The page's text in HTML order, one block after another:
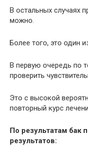
В остальных случаях
можно.
Более того, это один
В первую очередь по
проверить
Это с высокой
повторный курс
По результатам бак
результатов: